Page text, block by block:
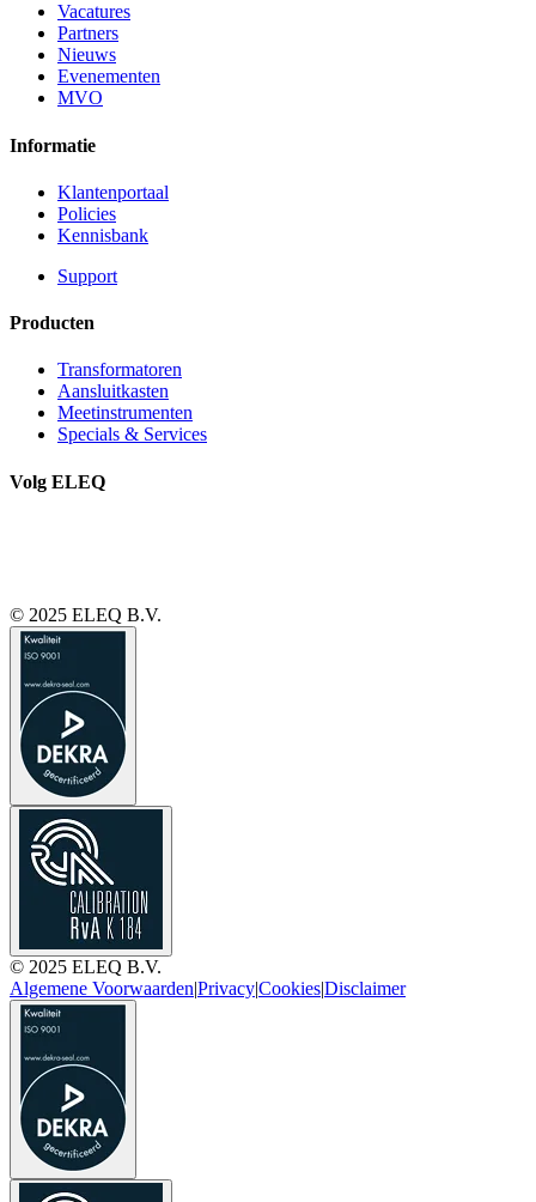
Vacatures
Partners
Nieuws
Evenementen
MVO
Informatie
Klantenportaal
Policies
Kennisbank
Support
Producten
Transformatoren
Aansluitkasten
Meetinstrumenten
Specials & Services
Volg ELEQ
© 2025 ELEQ B.V.
© 2025 ELEQ B.V.
Algemene Voorwaarden|Privacy|Cookies|Disclaimer